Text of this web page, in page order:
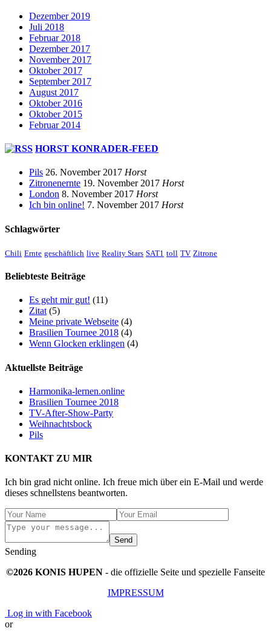
Dezember 2019
Juli 2018
Februar 2018
Dezember 2017
November 2017
Oktober 2017
September 2017
August 2017
Oktober 2016
Oktober 2015
Februar 2014
HORST KONRADER-FEED
Pils 26. November 2017 Horst
Zitronenernte 19. November 2017 Horst
London 8. November 2017 Horst
Ich bin online! 7. November 2017 Horst
Schlagwörter
Chili Ernte geschäftlich live Reality Stars SAT1 toll TV Zitrone
Beliebteste Beiträge
Es geht mir gut! (11)
Zitat (5)
Meine private Webseite (4)
Brasilien Tournee 2018 (4)
Wenn Glocken erklingen (4)
Aktuellste Beiträge
Harmonika-lernen.online
Brasilien Tournee 2018
TV-After-Show-Party
Weihnachtsbock
Pils
KONTAKT ZU MIR
Ich bin grad nicht online. Ich freue mich über ein E-Mail und werde
dieses schnellstens beantworten.
Send
Sending
©2026 KONIS HUPEN - die offizielle Seite und spezielle Fanseite
IMPRESSUM
Log in with Facebook
or